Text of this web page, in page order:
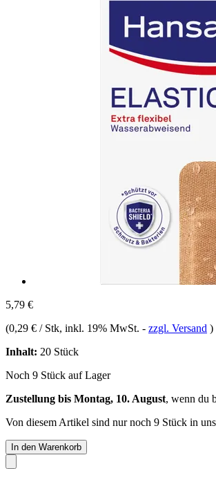
5,79 €
(0,29 € / Stk, inkl. 19% MwSt. - zzgl. Versand )
Inhalt: 20 Stück
Noch 9 Stück auf Lager
Zustellung bis Montag, 10. August, wenn du
Von diesem Artikel sind nur noch 9 Stück in
In den Warenkorb